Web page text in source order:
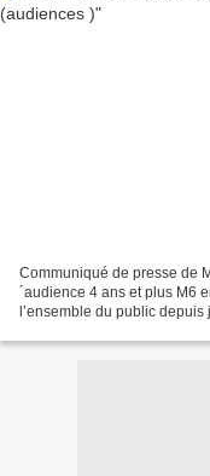
Communiqué de presse de
´audience 4 ans et plus M6
l’ensemble du public